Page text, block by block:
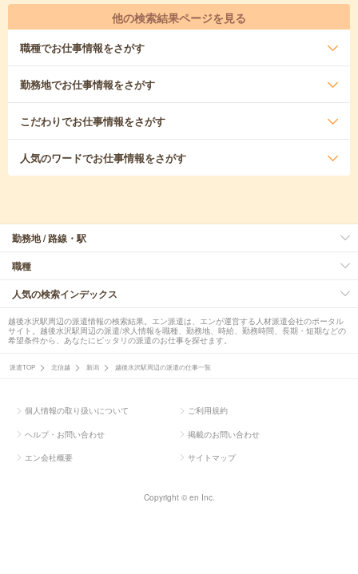
他の検索結果ページを見る
職種でお仕事情報をさがす
勤務地でお仕事情報をさがす
こだわりでお仕事情報をさがす
人気のワードでお仕事情報をさがす
勤務地 / 路線・駅
職種
人気の検索インデックス
越後水沢駅周辺の派遣情報の検索結果。エン派遣は、エンが運営する人材派遣会社のポータル
サイト。越後水沢駅周辺の派遣/求人情報を職種、勤務地、時給、勤務時間、長期・短期などの
希望条件から、あなたにピッタリの派遣のお仕事を探せます。
派遣TOP 北信越 新潟 越後水沢駅周辺の派遣の仕事一覧
個人情報の取り扱いについて ご利用規約
ヘルプ・お問い合わせ 掲載のお問い合わせ
エン会社概要 サイトマップ
Copyright © en Inc.